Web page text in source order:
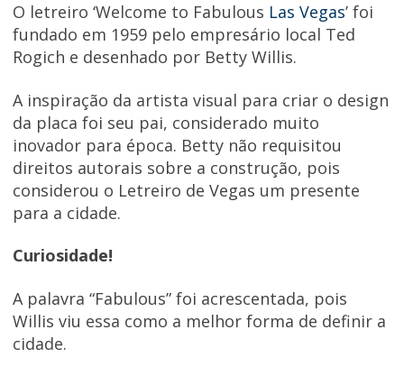
O letreiro ‘Welcome to Fabulous Las Vegas’ foi
fundado em 1959 pelo empresário local Ted
Rogich e desenhado por Betty Willis.
A inspiração da artista visual para criar o design
da placa foi seu pai, considerado muito
inovador para época. Betty não requisitou
direitos autorais sobre a construção, pois
considerou o Letreiro de Vegas um presente
para a cidade.
Curiosidade!
A palavra “Fabulous” foi acrescentada, pois
Willis viu essa como a melhor forma de definir a
cidade.